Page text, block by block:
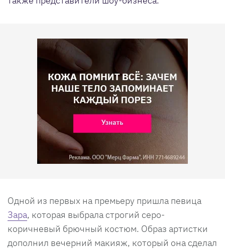
Одной из первых на премьеру пришла певица
Зара, которая выбрала строгий серо-
коричневый брючный костюм. Образ артистки
дополнил вечерний макияж, который она сделал